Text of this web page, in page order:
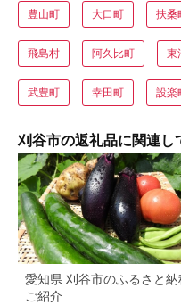
豊山町 大口町 扶桑
飛島村 阿久比町 東
武豊町 幸田町 設楽
刈谷市の返礼品に関連し
愛知県 刈谷市のふるさと納
ご紹介